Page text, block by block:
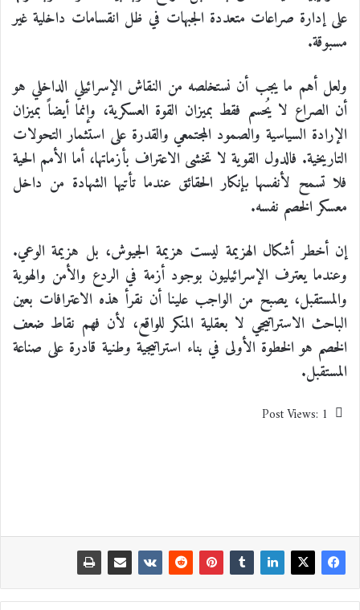
على إدارة صراعات متعددة الجبهات في ظل انقسامات داخلية غير
مسبوقة.
ولعل أهم ما يجب أن نستخلصه من النقاش الإسرائيلي الداخلي هو
أن الصراع لا يُحسم فقط بميزان القوة العسكرية، وإنما أيضاً بميزان
الإرادة السياسية والصمود المجتمعي والقدرة على استثمار التحولات
التاريخية. فالدول القوية لا تخشى الاعتراف بأزماتها، أما الأمم الحية
فلا تسمح لأنفسها بإنكار الحقائق عندما تأتيها الشهادة من داخل
معسكر الخصم نفسه.
إن أخطر أشكال الهزيمة ليست هزيمة الجيوش، بل هزيمة الوعي.
وعندما يعترف الإسرائيليون بوجود أزمة في الردع والأمن والهوية
والمستقبل، يصبح من الواجب علينا أن نقرأ هذه الاعترافات بعين
الباحث الاستراتيجي لا بعقلية المنكر للواقع، لأن فهم نقاط ضعف
الخصم هو الخطوة الأولى في بناء استراتيجية وطنية قادرة على صناعة
المستقبل.
Post Views: 1